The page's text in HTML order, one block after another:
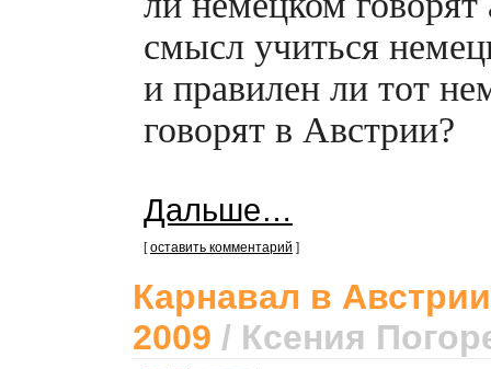
смысл учиться
и правилен ли тот
говорят в Австрии?
Дальше…
[оставить комментарий ]
Карнавал в
2009 / Ксения